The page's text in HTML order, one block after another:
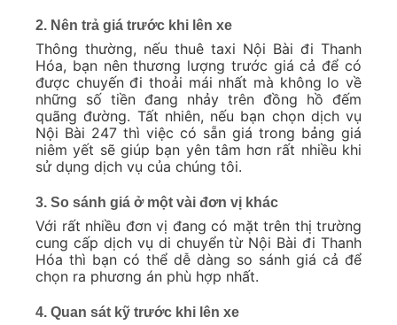
2. Nên trả giá trước khi lên xe
Thông thường, nếu thuê taxi Nội Bài đi Thanh
Hóa, bạn nên thương lượng trước giá cả để có
được chuyến đi thoải mái nhất mà không lo về
những số tiền đang nhảy trên đồng hồ đếm
quãng đường. Tất nhiên, nếu bạn chọn dịch vụ
Nội Bài 247 thì việc có sẵn giá trong bảng giá
niêm yết sẽ giúp bạn yên tâm hơn rất nhiều khi
sử dụng dịch vụ của chúng tôi.
3. So sánh giá ở một vài đơn vị khác
Với rất nhiều đơn vị đang có mặt trên thị trường
cung cấp dịch vụ di chuyển từ Nội Bài đi Thanh
Hóa thì bạn có thể dễ dàng so sánh giá cả để
chọn ra phương án phù hợp nhất.
4. Quan sát kỹ trước khi lên xe